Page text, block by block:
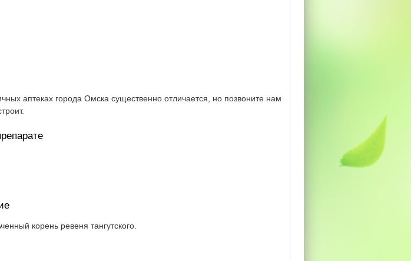
аптеках города Омска существенно отличается, но позвоните нам
корень ревеня тангутского.